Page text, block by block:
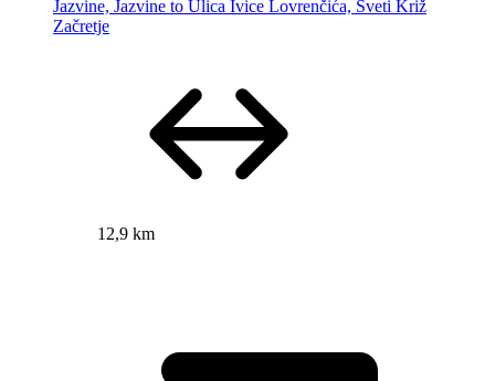
Jazvine, Jazvine to Ulica Ivice Lovrenčića, Sveti Križ
Začretje
12,9 km